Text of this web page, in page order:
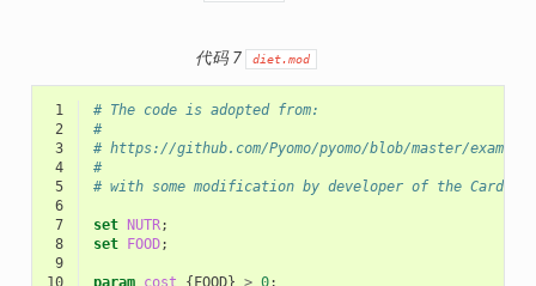
代码 7 diet.mod
1
# The code is adopted from:
2
#
3
# https://github.com/Pyomo/pyomo/blob/master/
4
#
5
# with some modification by developer of the
6
7
set NUTR;
8
set FOOD;
9
10
param cost {FOOD} > 0;